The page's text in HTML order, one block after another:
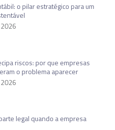
o pilar estratégico para um
riscos: por que empresas
o problema aparecer
legal quando a empresa